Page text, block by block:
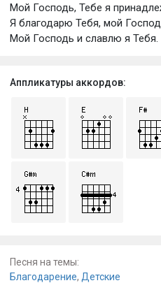
Мой Господь, Тебе я
Я благодарю Тебя, мой
Мой Господь и славлю я Тебя.
Аппликатуры аккордов:
Песня на темы:
Благодарение, Детские